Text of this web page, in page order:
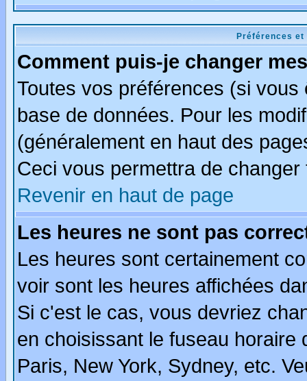
Préférences
Comment puis-je changer
Toutes vos préférences (si
base de données. Pour les
(généralement en haut des
Ceci vous permettra de
Revenir en haut de page
Les heures ne sont pas
Les heures sont certainement
voir sont les heures affichées
Si c'est le cas, vous devriez
en choisissant le fuseau
Paris, New York, Sydney, etc.